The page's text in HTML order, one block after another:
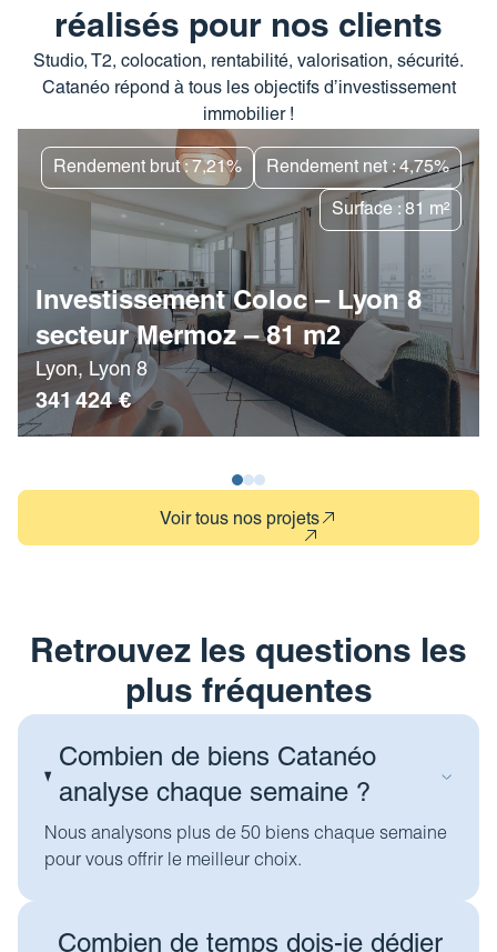
réalisés pour nos clients
Studio, T2, colocation, rentabilité, valorisation, sécurité.
Catanéo répond à tous les objectifs d’investissement
immobilier !
Rendement brut : 7,21% Rendement net : 4,75%
Surface : 81 m²
Investissement Coloc – Lyon 8
secteur Mermoz – 81 m2
Lyon, Lyon 8
341 424 €
Voir tous nos projets
Retrouvez les questions les
plus fréquentes
Combien de biens Catanéo
analyse chaque semaine ?
Nous analysons plus de 50 biens chaque semaine
pour vous offrir le meilleur choix.
Combien de temps dois-je dédier